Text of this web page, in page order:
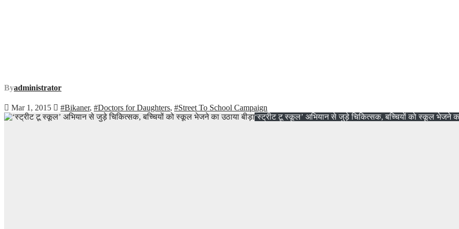
Byadministrator
Mar 1, 2015 #Bikaner, #Doctors for Daughters, #Street To School Campaign
‘स्ट्रीट टू स्कूल’ अभियान से जुड़े चिकित्सक, बच्चियों को स्कूल भेजने का